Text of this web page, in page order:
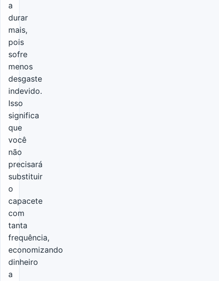
a
durar
mais,
pois
sofre
menos
desgaste
indevido.
Isso
significa
que
você
não
precisará
substituir
o
capacete
com
tanta
frequência,
economizando
dinheiro
a